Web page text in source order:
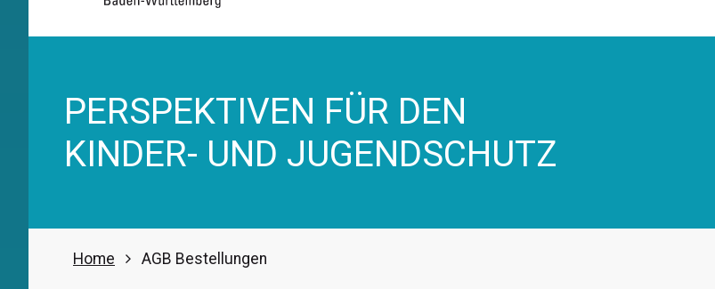
PERSPEKTIVEN FÜR DEN
KINDER- UND JUGENDSCHUTZ
Home AGB Bestellungen